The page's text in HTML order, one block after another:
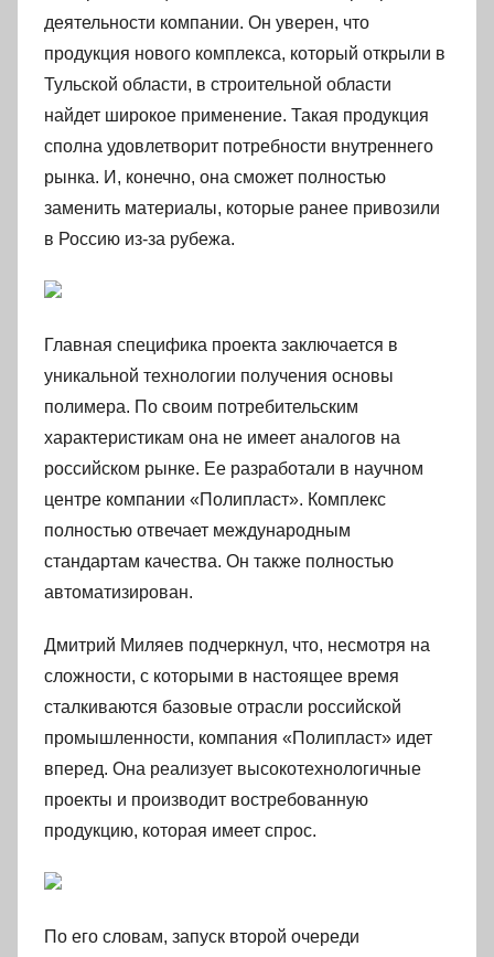
деятельности компании. Он уверен, что
продукция нового комплекса, который открыли в
Тульской области, в строительной области
найдет широкое применение. Такая продукция
сполна удовлетворит потребности внутреннего
рынка. И, конечно, она сможет полностью
заменить материалы, которые ранее привозили
в Россию из-за рубежа.
Главная специфика проекта заключается в
уникальной технологии получения основы
полимера. По своим потребительским
характеристикам она не имеет аналогов на
российском рынке. Ее разработали в научном
центре компании «Полипласт». Комплекс
полностью отвечает международным
стандартам качества. Он также полностью
автоматизирован.
Дмитрий Миляев подчеркнул, что, несмотря на
сложности, с которыми в настоящее время
сталкиваются базовые отрасли российской
промышленности, компания «Полипласт» идет
вперед. Она реализует высокотехнологичные
проекты и производит востребованную
продукцию, которая имеет спрос.
По его словам, запуск второй очереди